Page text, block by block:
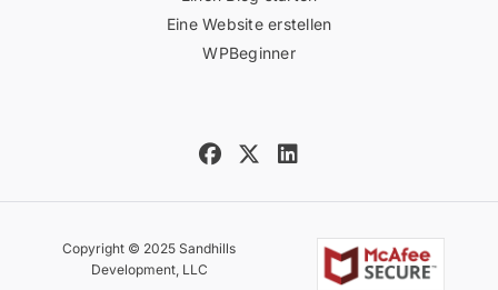
Eine Website erstellen
WPBeginner
Copyright © 2025 Sandhills
Development, LLC